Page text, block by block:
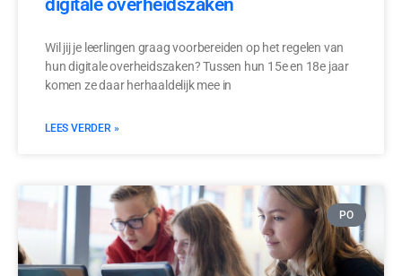
digitale overheidszaken
Wil jij je leerlingen graag voorbereiden op het regelen van
hun digitale overheidszaken? Tussen hun 15e en 18e jaar
komen ze daar herhaaldelijk mee in
LEES VERDER »
PO